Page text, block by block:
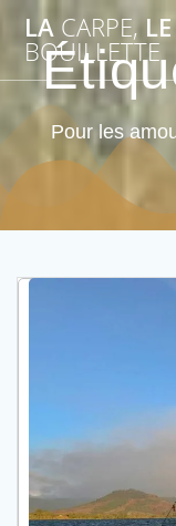
LA CARPE,LE
BOUILLETTE
Pour les